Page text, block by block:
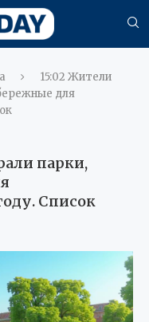
15:02 Жители
для
парки,
Список